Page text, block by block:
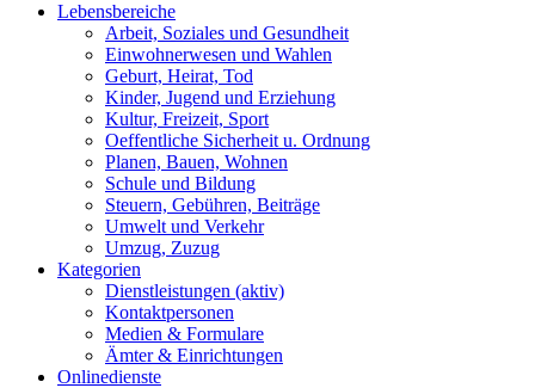
Lebensbereiche
Arbeit, Soziales und Gesundheit
Einwohnerwesen und Wahlen
Geburt, Heirat, Tod
Kinder, Jugend und Erziehung
Kultur, Freizeit, Sport
Oeffentliche Sicherheit u. Ordnung
Planen, Bauen, Wohnen
Schule und Bildung
Steuern, Gebühren, Beiträge
Umwelt und Verkehr
Umzug, Zuzug
Kategorien
Dienstleistungen (aktiv)
Kontaktpersonen
Medien & Formulare
Ämter & Einrichtungen
Onlinedienste